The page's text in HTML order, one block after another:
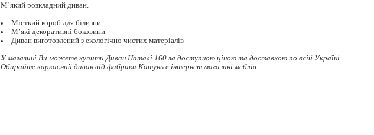
М’який розкладний диван.
Місткий короб для білизни
М’які декоративні боковини
Диван виготовлений з екологічно чистих матеріалів
У магазині Ви можете купити Диван Наталі 160 за доступною ціною та доставкою по всій Україні.
Обирайте каркасний диванвід фабрики Катунь в інтернет магазині меблів.